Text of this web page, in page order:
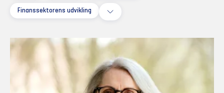
Finanssektorens udvikling